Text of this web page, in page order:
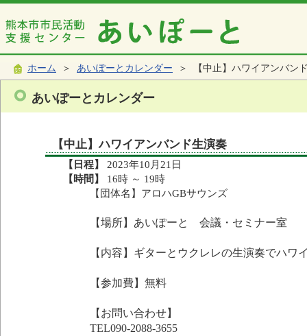
ホーム ＞ あいぽーとカレンダー ＞ 【中止】ハワイアンバン
あいぽーとカレンダー
【中止】ハワイアンバンド生演奏
【日程】
2023年10月21日
【時間】
16時 ～ 19時
【団体名】アロハGBサウンズ
【場所】あいぽーと 会議・セミナー室
【内容】ギターとウクレレの生演奏でハ
【参加費】無料
【お問い合わせ】
TEL090-2088-3655